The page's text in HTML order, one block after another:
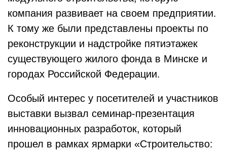
компания развивает на своем предприятии.
К тому же были представлены проекты по
реконструкции и надстройке пятиэтажек
существующего жилого фонда в Минске и
городах Российской Федерации.
Особый интерес у посетителей и участников
выставки вызвал семинар-презентация
инновационных разработок, который
прошел в рамках ярмарки «Строительство: